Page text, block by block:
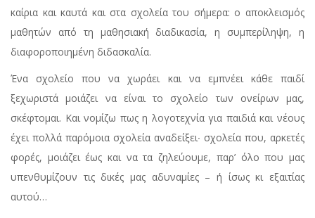
καίρια και καυτά και στα σχολεία του σήμερα: ο αποκλεισμός
μαθητών από τη μαθησιακή διαδικασία, η συμπερίληψη, η
διαφοροποιημένη διδασκαλία.
Ένα σχολείο που να χωράει και να εμπνέει κάθε παιδί
ξεχωριστά μοιάζει να είναι το σχολείο των ονείρων μας,
σκέφτομαι. Και νομίζω πως η λογοτεχνία για παιδιά και νέους
έχει πολλά παρόμοια σχολεία αναδείξει∙ σχολεία που, αρκετές
φορές, μοιάζει έως και να τα ζηλεύουμε, παρ’ όλο που μας
υπενθυμίζουν τις δικές μας αδυναμίες – ή ίσως κι εξαιτίας
αυτού…